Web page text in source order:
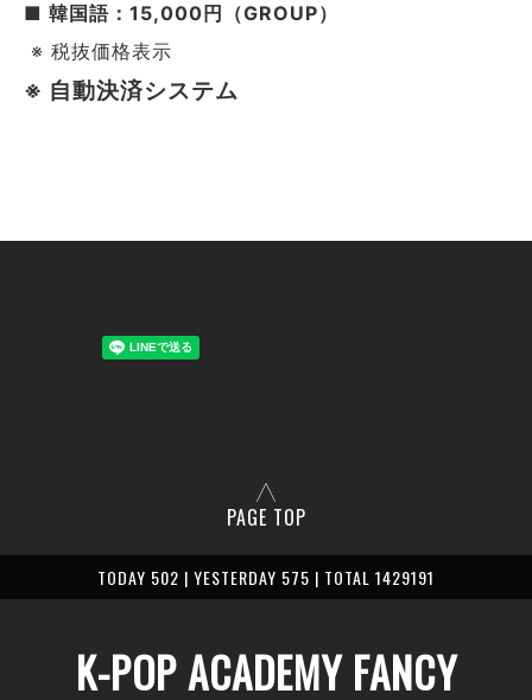
■ 韓国語：15,000円（GROUP）
※ 税抜価格表示
※ 自動決済システム
PAGE TOP
TODAY 502 | YESTERDAY 575 | TOTAL 1429191
K-POP ACADEMY FANCY